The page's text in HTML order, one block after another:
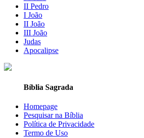
II Pedro
I João
II João
III João
Judas
Apocalipse
Bíblia Sagrada
Homepage
Pesquisar na Bíblia
Política de Privacidade
Termo de Uso